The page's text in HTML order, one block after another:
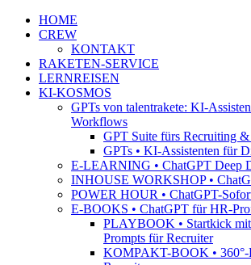
HOME
CREW
KONTAKT
RAKETEN-SERVICE
LERNREISEN
KI-KOSMOS
GPTs von talentrakete: KI-
Workflows
GPT Suite fürs Recruiting
GPTs • KI-Assistenten für
E-LEARNING • ChatGPT Deep
INHOUSE WORKSHOP •
POWER HOUR • ChatGPT-
E-BOOKS • ChatGPT für HR-
PLAYBOOK • Startkick
Prompts für Recruiter
KOMPAKT-BOOK • 360°-